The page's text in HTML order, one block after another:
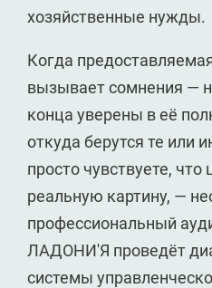
хозяйственные нужды.
Когда
вызывает сомнения —
конца уверены в её
откуда берутся те или
просто чувствуете,
реальную картину, —
профессиональный
ЛАДОНИ'Я проведёт
системы